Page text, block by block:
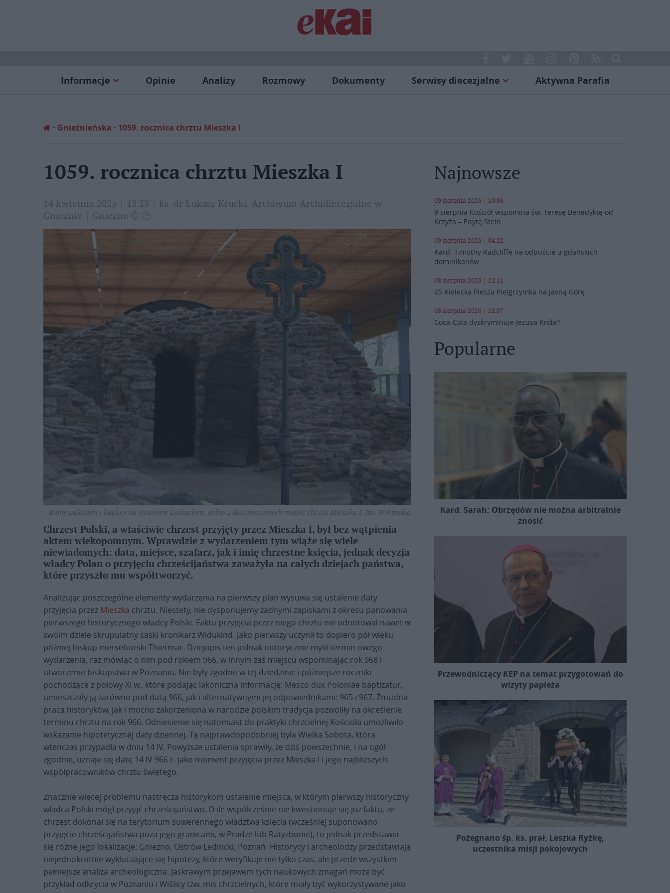
Informacje Opinie Analizy Rozmowy Dokumenty Serwisy diecezjalne Aktywna Parafia
Gnieźnieńska 1059. rocznica chrztu Mieszka I
1059. rocznica chrztu Mieszka I
14 kwietnia 2025 | 13:23 | ks. dr Łukasz Krucki, Archiwum Archidiecezjalne w
Gnieźnie | Gniezno Ⓒ Ⓟ
Ruiny palatium i kaplicy na Ostrowie Lednickim, jedno z domniemanych miejsc chrztu Mieszka I; fot. Wikipedia
Chrzest Polski, a właściwie chrzest przyjęty przez Mieszka I, był bez wątpienia
aktem wiekopomnym. Wprawdzie z wydarzeniem tym wiąże się wiele
niewiadomych: data, miejsce, szafarz, jak i imię chrzestne księcia, jednak decyzja
władcy Polan o przyjęciu chrześcijaństwa zaważyła na całych dziejach państwa,
które przyszło mu współtworzyć.
Analizując poszczególne elementy wydarzenia na pierwszy plan wysuwa się ustalenie daty
przyjęcia przez Mieszka chrztu. Niestety, nie dysponujemy żadnymi zapiskami z okresu panowania
pierwszego historycznego władcy Polski. Faktu przyjęcia przez niego chrztu nie odnotował nawet w
swoim dziele skrupulatny saski kronikarz Widukind. Jako pierwszy uczynił to dopiero pół wieku
później biskup merseburski Thietmar. Dziejopis ten jednak notorycznie mylił termin owego
wydarzenia, raz mówiąc o nim pod rokiem 966, w innym zaś miejscu wspominając rok 968 i
utworzenie biskupstwa w Poznaniu. Nie były zgodne w tej dziedzinie i późniejsze roczniki
pochodzące z połowy XI w., które podając lakoniczną informację: Mesco dux Poloniae baptizatur,
umieszczały ją zarówno pod datą 966, jak i alternatywnymi jej odpowiednikami: 965 i 967. Żmudna
praca historyków, jak i mocno zakorzeniona w narodzie polskim tradycja pozwoliły na określenie
terminu chrztu na rok 966. Odniesienie się natomiast do praktyki chrzcielnej Kościoła umożliwiło
wskazanie hipotetycznej daty dziennej. Tą najprawdopodobniej była Wielka Sobota, która
wtenczas przypadła w dniu 14 IV. Powyższe ustalenia sprawiły, że dziś powszechnie, i na ogół
zgodnie, uznaje się datę 14 IV 966 r. jako moment przyjęcia przez Mieszka I i jego najbliższych
współpracowników chrztu świętego.
Znacznie więcej problemu nastręcza historykom ustalenie miejsca, w którym pierwszy historyczny
władca Polski mógł przyjąć chrześcijaństwo. O ile współcześnie nie kwestionuje się już faktu, że
chrzest dokonał się na terytorium suwerennego władztwa księcia (wcześniej suponowano
przyjęcie chrześcijaństwa poza jego granicami, w Pradze lub Ratyzbonie), to jednak przedstawia
się różne jego lokalizacje: Gniezno, Ostrów Lednicki, Poznań. Historycy i archeolodzy przedstawiają
niejednokrotnie wykluczające się hipotezy, które weryfikuje nie tylko czas, ale przede wszystkim
pełniejsze analiza archeologiczna. Jaskrawym przejawem tych naukowych zmagań może być
przykład odkrycia w Poznaniu i Wiślicy tzw. mis chrzcielnych, które miały być wykorzystywane jako
Najnowsze
09 sierpnia 2026 | 10:06
9 sierpnia Kościół wspomina św. Teresę Benedyktę od
Krzyża – Edytę Stein
09 sierpnia 2026 | 04:22
Kard. Timothy Radcliffe na odpuście u gdańskich
dominikanów
08 sierpnia 2026 | 21:11
45 Kielecka Piesza Pielgrzymka na Jasną Górę
08 sierpnia 2026 | 21:07
Coca-Cola dyskryminuje Jezusa Króla?
Popularne
Kard. Sarah: Obrzędów nie można arbitralnie
znosić
Przewodniczący KEP na temat przygotowań do
wizyty papieża
Pożegnano śp. ks. prał. Leszka Ryżkę,
uczestnika misji pokojowych